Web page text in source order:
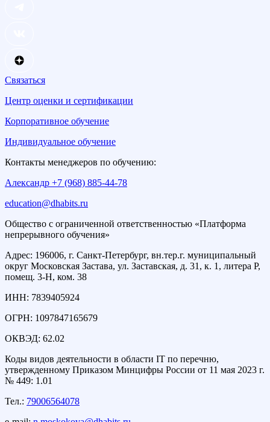
Связаться
Центр оценки и сертификации
Корпоративное обучение
Индивидуальное обучение
Контакты менеджеров по обучению:
Александр +7 (968) 885-44-78
education@dhabits.ru
Общество с ограниченной ответственностью «Платформа
непрерывного обучения»
Адрес: 196006, г. Санкт-Петербург, вн.тер.г. муниципальный
округ Московская Застава, ул. Заставская, д. 31, к. 1, литера Р,
помещ. 3-Н, ком. 38
ИНН: 7839405924
ОГРН: 1097847165679
ОКВЭД: 62.02
Коды видов деятельности в области IT по перечню,
утвержденному Приказом Минцифры России от 11 мая 2023 г.
№ 449: 1.01
Тел.: 79006564078